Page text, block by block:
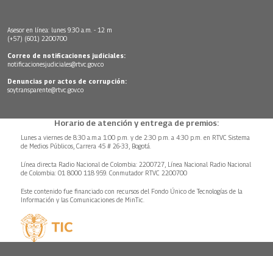
Asesor en línea: lunes 9:30 a.m. - 12 m
(+57) (601) 2200700
Correo de notificaciones judiciales:
notificacionesjudiciales@rtvc.gov.co
Denuncias por actos de corrupción:
soytransparente@rtvc.gov.co
Horario de atención y entrega de premios:
Lunes a viernes de 8:30 a.m.a 1:00 p.m. y de 2:30 p.m. a 4:30 p.m. en RTVC Sistema
de Medios Públicos, Carrera 45 # 26-33, Bogotá.
Línea directa Radio Nacional de Colombia: 2200727, Línea Nacional Radio Nacional
de Colombia: 01 8000 118 959. Conmutador RTVC 2200700
Este contenido fue financiado con recursos del Fondo Único de Tecnologías de la
Información y las Comunicaciones de MinTic.